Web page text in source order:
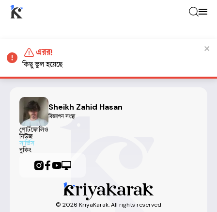
Sheikh Zahid Hasan
বিজ্ঞাপন সংস্থা
পোর্টফোলিও
নিউজ
সার্ভিস
বুকিং
© 2026 KriyaKarak. All rights reserved
এরর!
কিছু ভুল হয়েছে